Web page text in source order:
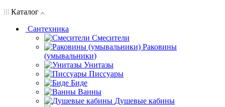
Каталог
Сантехника
Смесители
Раковины
(умывальники)
Унитазы
Писсуары
Биде
Ванны
Душевые кабины